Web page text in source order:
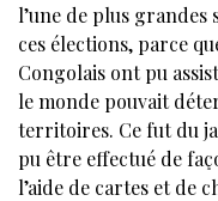
l’une de plus
ces élections, parce
Congolais ont pu
le monde pouvait
territoires. Ce fut du
pu être effectué de
l’aide de cartes et de